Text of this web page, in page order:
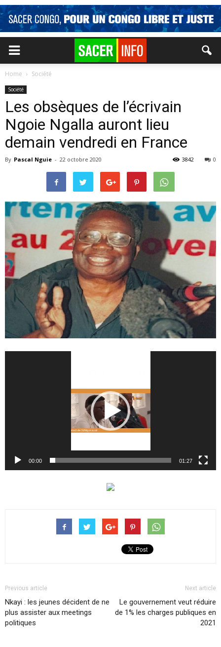
Home Société
Société
Les obsèques de l’écrivain
Ngoie Ngalla auront lieu
demain vendredi en France
By Pascal Nguie - 22 octobre 2020 0
3842
00:00 01:27
Previous article
Nkayi : les jeunes décident de ne
plus assister aux meetings
politiques
Next article
Le gouvernement veut réduire
de 1% les charges publiques en
2021